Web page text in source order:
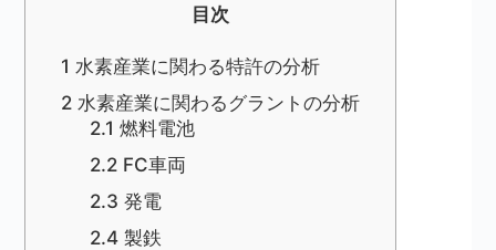
目次
1 水素産業に関わる特許の分析
2 水素産業に関わるグラントの分析
2.1 燃料電池
2.2FC車両
2.3 発電
2.4製鉄